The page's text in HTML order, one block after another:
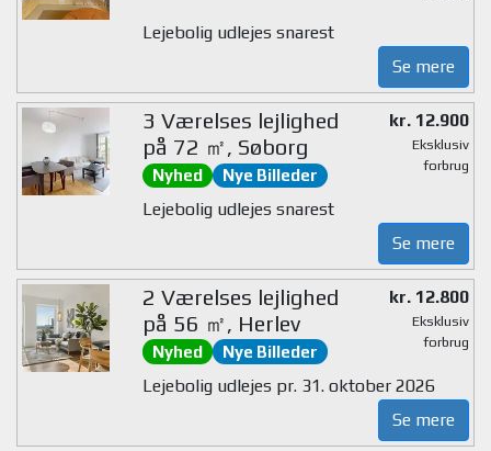
Lejebolig udlejes snarest
Se mere
3 Værelses lejlighed
på 72 ㎡, Søborg
Nyhed Nye Billeder
kr. 12.900
Eksklusiv
forbrug
Lejebolig udlejes snarest
Se mere
2 Værelses lejlighed
på 56 ㎡, Herlev
Nyhed Nye Billeder
kr. 12.800
Eksklusiv
forbrug
Lejebolig udlejes pr. 31. oktober 2026
Se mere